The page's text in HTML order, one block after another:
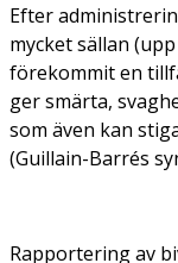
Efter
mycket sällan
förekommit en
ger smärta,
som även kan
(Guillain-Barrés
Rapportering av